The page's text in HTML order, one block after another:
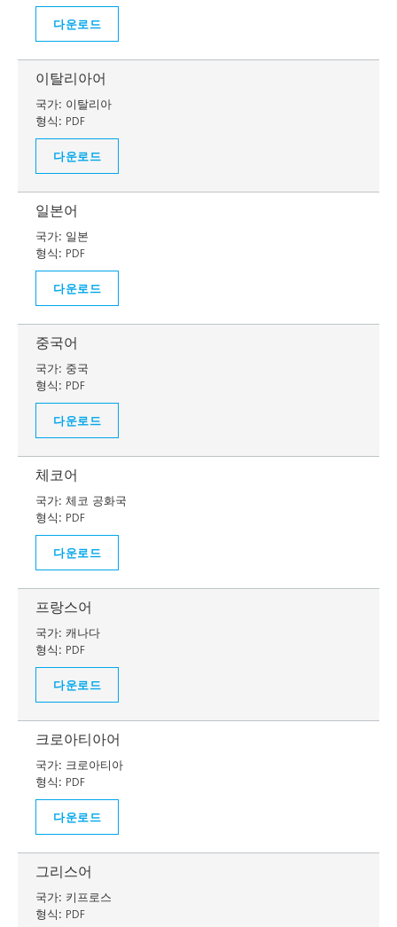
다운로드
이탈리아어
국가: 이탈리아
형식: PDF
다운로드
일본어
국가: 일본
형식: PDF
다운로드
중국어
국가: 중국
형식: PDF
다운로드
체코어
국가: 체코 공화국
형식: PDF
다운로드
프랑스어
국가: 캐나다
형식: PDF
다운로드
크로아티아어
국가: 크로아티아
형식: PDF
다운로드
그리스어
국가: 키프로스
형식: PDF